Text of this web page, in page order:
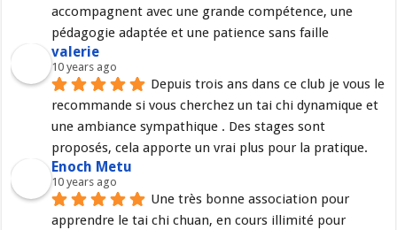
accompagnent avec une grande compétence, une
pédagogie adaptée et une patience sans faille
valerie
10 years ago
Depuis trois ans dans ce club je vous le
recommande si vous cherchez un tai chi dynamique et
une ambiance sympathique . Des stages sont
proposés, cela apporte un vrai plus pour la pratique.
Enoch Metu
10 years ago
Une très bonne association pour
apprendre le tai chi chuan, en cours illimité pour